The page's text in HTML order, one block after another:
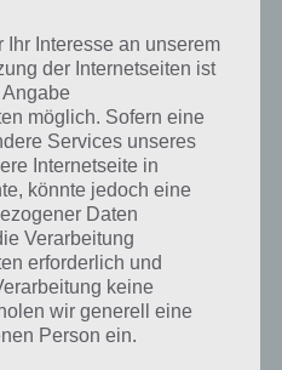
Interesse an unserem
der Internetseiten ist
möglich. Sofern eine
Services unseres
Internetseite in
könnte jedoch eine
Daten
Verarbeitung
erforderlich und
keine
wir generell eine
Person ein.